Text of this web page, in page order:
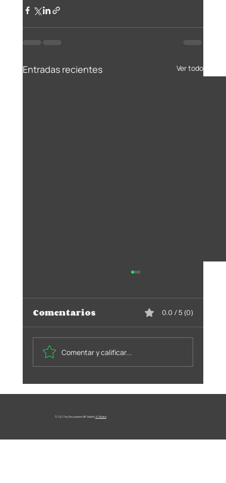
Entradas recientes Ver todo
Qué hace realmente
Bogotá?
Comentarios 0.0 / 5 (0)
Comentar y calificar...
© 2027 by Encounters VIP. Diseño321Make